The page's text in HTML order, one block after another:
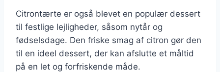
Citrontærte er også blevet en populær dessert
til festlige lejligheder, såsom nytår og
fødselsdage. Den friske smag af citron gør den
til en ideel dessert, der kan afslutte et måltid
på en let og forfriskende måde.